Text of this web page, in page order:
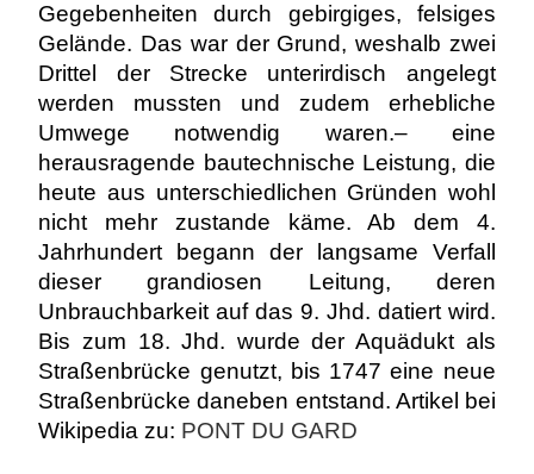
Gegebenheiten durch gebirgiges, felsiges
Gelände. Das war der Grund, weshalb zwei
Drittel der Strecke unterirdisch angelegt
werden mussten und zudem erhebliche
Umwege notwendig waren.– eine
herausragende bautechnische Leistung, die
heute aus unterschiedlichen Gründen wohl
nicht mehr zustande käme. Ab dem 4.
Jahrhundert begann der langsame Verfall
dieser grandiosen Leitung, deren
Unbrauchbarkeit auf das 9. Jhd. datiert wird.
Bis zum 18. Jhd. wurde der Aquädukt als
Straßenbrücke genutzt, bis 1747 eine neue
Straßenbrücke daneben entstand. Artikel bei
Wikipedia zu: PONT DU GARD